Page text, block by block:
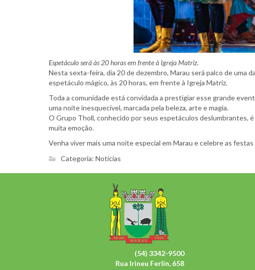
Espetáculo será às 20 horas em frente à Igreja Matriz.
Nesta sexta-feira, dia 20 de dezembro, Marau será palco de uma
espetáculo mágico, às 20 horas, em frente à Igreja Matriz.
Toda a comunidade está convidada a prestigiar esse grande
uma noite inesquecível, marcada pela beleza, arte e magia.
O Grupo Tholl, conhecido por seus espetáculos deslumbrantes,
muita emoção.
Venha viver mais uma noite especial em Marau e celebre as
Categoria: Notícias
(54) 3342-9500
Rua Irineu Ferlin, 658